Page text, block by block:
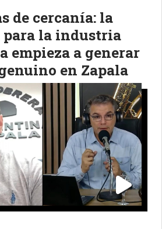
de cercanía: la
la industria
empieza a generar
en Zapala